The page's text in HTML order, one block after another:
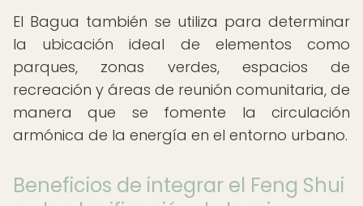
El Bagua también se utiliza para determinar
la ubicación ideal de elementos como
parques, zonas verdes, espacios de
recreación y áreas de reunión comunitaria, de
manera que se fomente la circulación
armónica de la energía en el entorno urbano.
Beneficios de integrar el Feng Shui